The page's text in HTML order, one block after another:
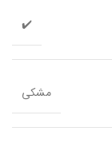
✔️
مشکی